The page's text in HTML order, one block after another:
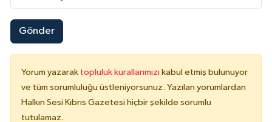
Gönder
Yorum yazarak topluluk kurallarımızı kabul etmiş bulunuyor
ve tüm sorumluluğu üstleniyorsunuz. Yazılan yorumlardan
Halkın Sesi Kıbrıs Gazetesi hiçbir şekilde sorumlu
tutulamaz.